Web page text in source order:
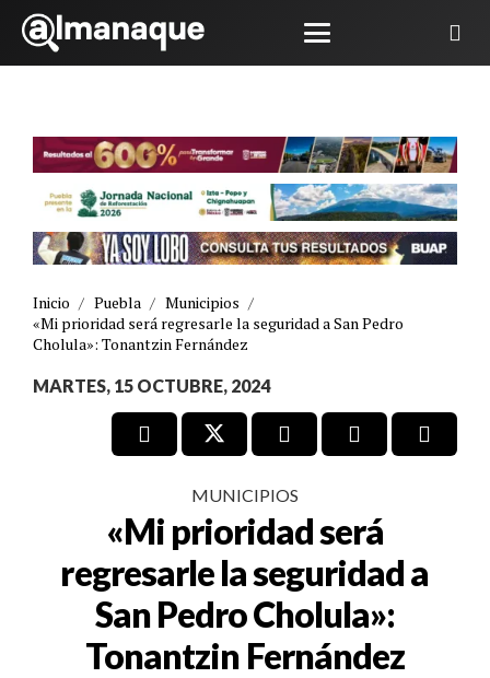
Inicio / Puebla / Municipios /
«Mi prioridad será regresarle la seguridad a San Pedro
Cholula»: Tonantzin Fernández
MARTES, 15 OCTUBRE, 2024
MUNICIPIOS
«Mi prioridad será
regresarle la seguridad a
San Pedro Cholula»:
Tonantzin Fernández